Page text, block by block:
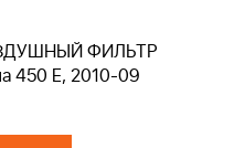
ФИЛЬТР
450 E, 2010-09